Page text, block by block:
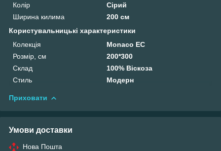
Колір
Сірий
Ширина килима
200 см
Користувальницькі характеристики
Колекція
Monaco EC
Розмір, см
200*300
Склад
100% Віскоза
Стиль
Модерн
Приховати
Умови доставки
Нова Пошта